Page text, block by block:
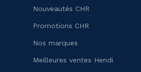
Nouveautés CHR
Promotions CHR
Nos marques
Meilleures ventes Hendi